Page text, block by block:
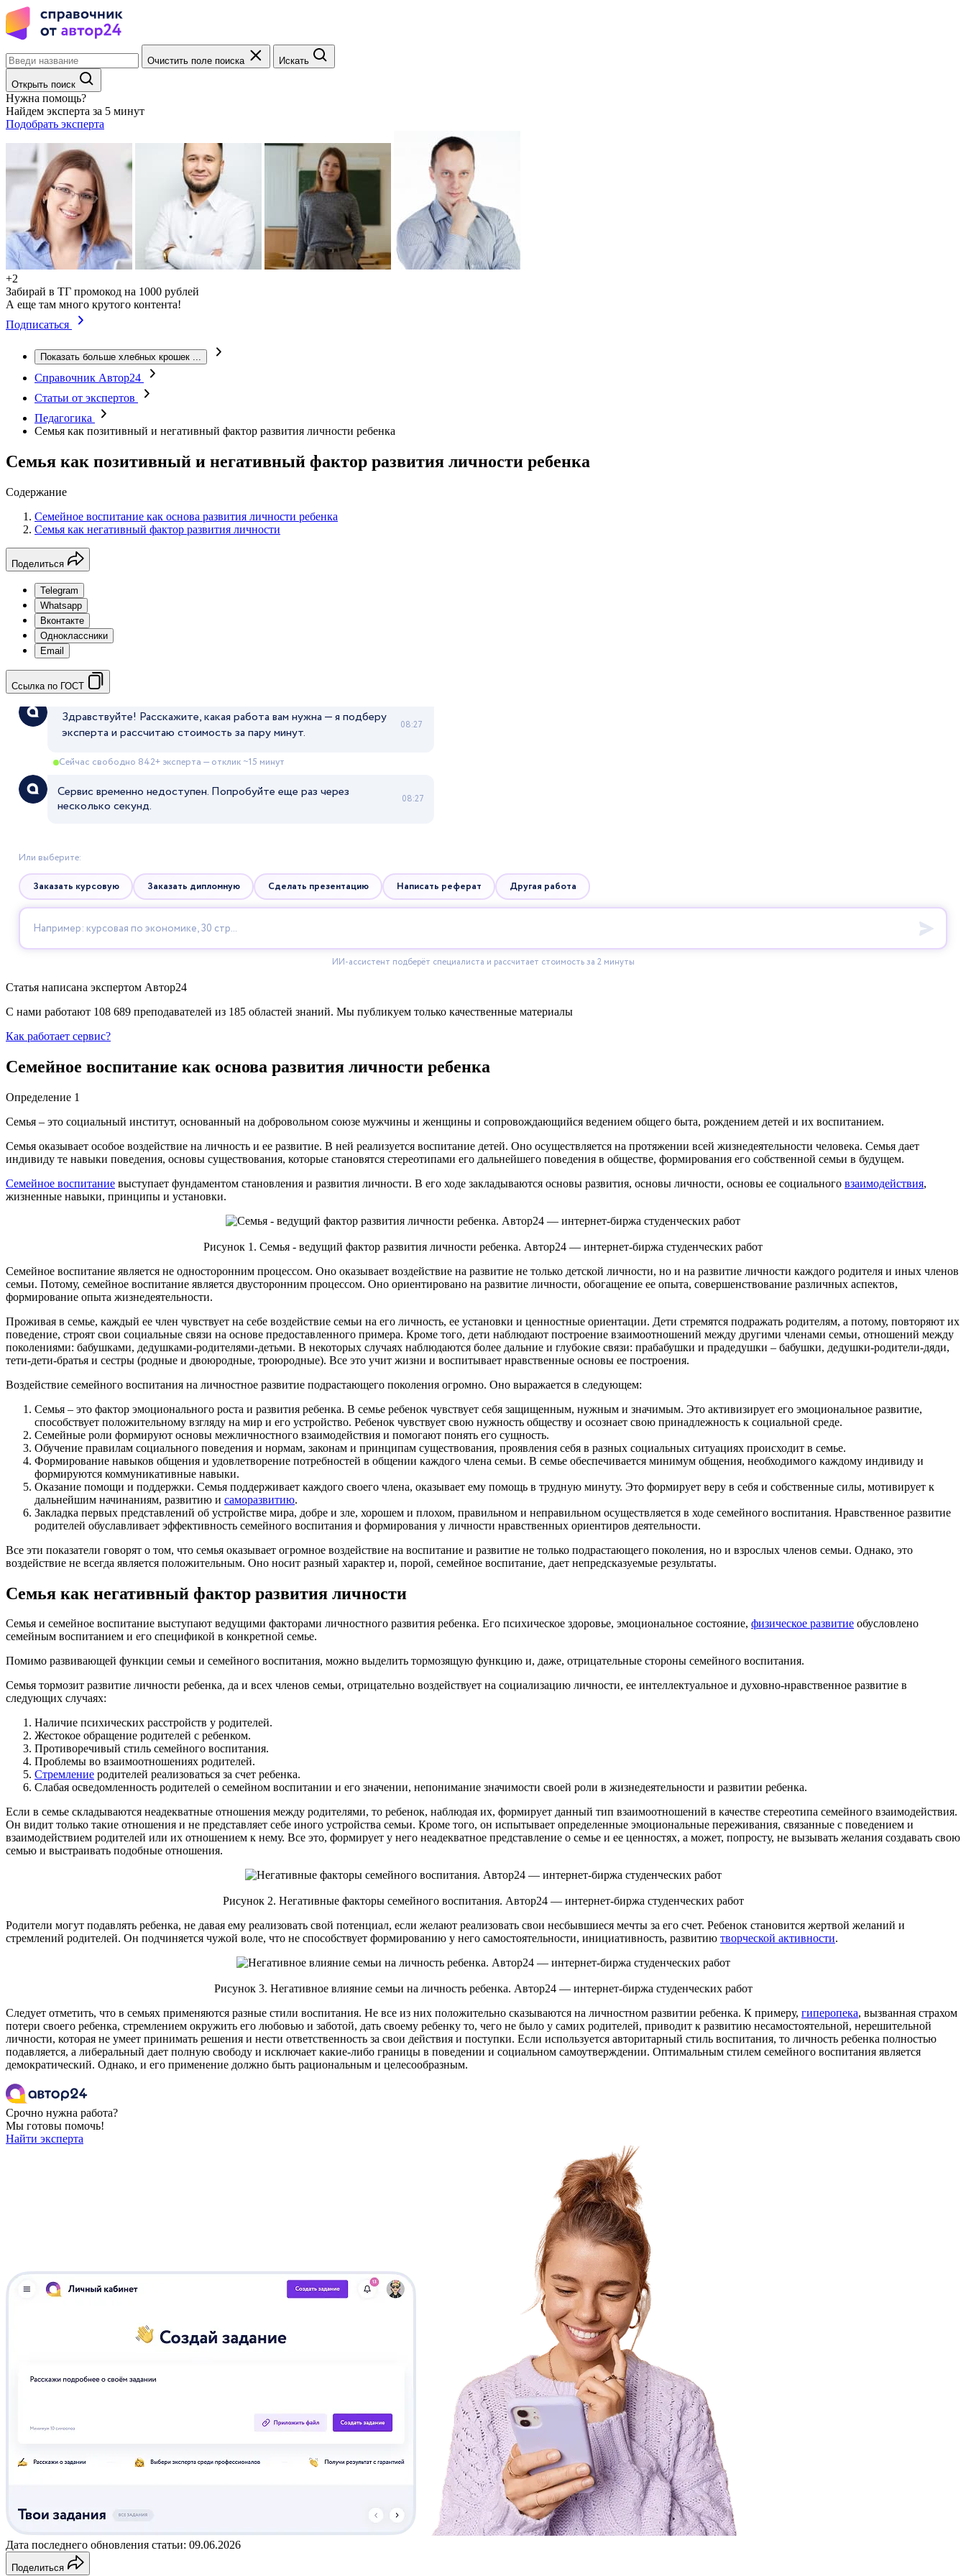
Очистить поле поиска Искать
Открыть поиск
Нужна помощь?
Найдем эксперта за 5 минут
Подобрать эксперта
+2
Забирай в ТГ промокод на 1000 рублей
А еще там много крутого контента!
Подписаться
Показать больше хлебных крошек ...
Справочник Автор24
Статьи от экспертов
Педагогика
Семья как позитивный и негативный фактор развития личности ребенка
Семья как позитивный и негативный фактор развития личности ребенка
Содержание
Семейное воспитание как основа развития личности ребенка
Семья как негативный фактор развития личности
Поделиться
Telegram
Whatsapp
Вконтакте
Одноклассники
Email
Ссылка по ГОСТ
Статья написана экспертом Автор24
С нами работают 108 689 преподавателей из 185 областей знаний. Мы публикуем только качественные материалы
Как работает сервис?
Семейное воспитание как основа развития личности ребенка
Определение 1
Семья – это социальный институт, основанный на добровольном союзе мужчины и женщины и сопровождающийся ведением общего быта, рождением детей и их воспитанием.
Семья оказывает особое воздействие на личность и ее развитие. В ней реализуется воспитание детей. Оно осуществляется на протяжении всей жизнедеятельности человека. Семья дает
индивиду те навыки поведения, основы существования, которые становятся стереотипами его дальнейшего поведения в обществе, формирования его собственной семьи в будущем.
Семейное воспитание выступает фундаментом становления и развития личности. В его ходе закладываются основы развития, основы личности, основы ее социального взаимодействия,
жизненные навыки, принципы и установки.
Рисунок 1. Семья - ведущий фактор развития личности ребенка. Автор24 — интернет-биржа студенческих работ
Семейное воспитание является не односторонним процессом. Оно оказывает воздействие на развитие не только детской личности, но и на развитие личности каждого родителя и иных членов
семьи. Потому, семейное воспитание является двусторонним процессом. Оно ориентировано на развитие личности, обогащение ее опыта, совершенствование различных аспектов,
формирование опыта жизнедеятельности.
Проживая в семье, каждый ее член чувствует на себе воздействие семьи на его личность, ее установки и ценностные ориентации. Дети стремятся подражать родителям, а потому, повторяют их
поведение, строят свои социальные связи на основе предоставленного примера. Кроме того, дети наблюдают построение взаимоотношений между другими членами семьи, отношений между
поколениями: бабушками, дедушками-родителями-детьми. В некоторых случаях наблюдаются более дальние и глубокие связи: прабабушки и прадедушки – бабушки, дедушки-родители-дяди,
тети-дети-братья и сестры (родные и двоюродные, троюродные). Все это учит жизни и воспитывает нравственные основы ее построения.
Воздействие семейного воспитания на личностное развитие подрастающего поколения огромно. Оно выражается в следующем:
Семья – это фактор эмоционального роста и развития ребенка. В семье ребенок чувствует себя защищенным, нужным и значимым. Это активизирует его эмоциональное развитие,
способствует положительному взгляду на мир и его устройство. Ребенок чувствует свою нужность обществу и осознает свою принадлежность к социальной среде.
Семейные роли формируют основы межличностного взаимодействия и помогают понять его сущность.
Обучение правилам социального поведения и нормам, законам и принципам существования, проявления себя в разных социальных ситуациях происходит в семье.
Формирование навыков общения и удовлетворение потребностей в общении каждого члена семьи. В семье обеспечивается минимум общения, необходимого каждому индивиду и
формируются коммуникативные навыки.
Оказание помощи и поддержки. Семья поддерживает каждого своего члена, оказывает ему помощь в трудную минуту. Это формирует веру в себя и собственные силы, мотивирует к
дальнейшим начинаниям, развитию и саморазвитию.
Закладка первых представлений об устройстве мира, добре и зле, хорошем и плохом, правильном и неправильном осуществляется в ходе семейного воспитания. Нравственное развитие
родителей обуславливает эффективность семейного воспитания и формирования у личности нравственных ориентиров деятельности.
Все эти показатели говорят о том, что семья оказывает огромное воздействие на воспитание и развитие не только подрастающего поколения, но и взрослых членов семьи. Однако, это
воздействие не всегда является положительным. Оно носит разный характер и, порой, семейное воспитание, дает непредсказуемые результаты.
Семья как негативный фактор развития личности
Семья и семейное воспитание выступают ведущими факторами личностного развития ребенка. Его психическое здоровье, эмоциональное состояние, физическое развитие обусловлено
семейным воспитанием и его спецификой в конкретной семье.
Помимо развивающей функции семьи и семейного воспитания, можно выделить тормозящую функцию и, даже, отрицательные стороны семейного воспитания.
Семья тормозит развитие личности ребенка, да и всех членов семьи, отрицательно воздействует на социализацию личности, ее интеллектуальное и духовно-нравственное развитие в
следующих случаях:
Наличие психических расстройств у родителей.
Жестокое обращение родителей с ребенком.
Противоречивый стиль семейного воспитания.
Проблемы во взаимоотношениях родителей.
Стремление родителей реализоваться за счет ребенка.
Слабая осведомленность родителей о семейном воспитании и его значении, непонимание значимости своей роли в жизнедеятельности и развитии ребенка.
Если в семье складываются неадекватные отношения между родителями, то ребенок, наблюдая их, формирует данный тип взаимоотношений в качестве стереотипа семейного взаимодействия.
Он видит только такие отношения и не представляет себе иного устройства семьи. Кроме того, он испытывает определенные эмоциональные переживания, связанные с поведением и
взаимодействием родителей или их отношением к нему. Все это, формирует у него неадекватное представление о семье и ее ценностях, а может, попросту, не вызывать желания создавать свою
семью и выстраивать подобные отношения.
Рисунок 2. Негативные факторы семейного воспитания. Автор24 — интернет-биржа студенческих работ
Родители могут подавлять ребенка, не давая ему реализовать свой потенциал, если желают реализовать свои несбывшиеся мечты за его счет. Ребенок становится жертвой желаний и
стремлений родителей. Он подчиняется чужой воле, что не способствует формированию у него самостоятельности, инициативность, развитию творческой активности.
Рисунок 3. Негативное влияние семьи на личность ребенка. Автор24 — интернет-биржа студенческих работ
Следует отметить, что в семьях применяются разные стили воспитания. Не все из них положительно сказываются на личностном развитии ребенка. К примеру, гиперопека, вызванная страхом
потери своего ребенка, стремлением окружить его любовью и заботой, дать своему ребенку то, чего не было у самих родителей, приводит к развитию несамостоятельной, нерешительной
личности, которая не умеет принимать решения и нести ответственность за свои действия и поступки. Если используется авторитарный стиль воспитания, то личность ребенка полностью
подавляется, а либеральный дает полную свободу и исключает какие-либо границы в поведении и социальном самоутверждении. Оптимальным стилем семейного воспитания является
демократический. Однако, и его применение должно быть рациональным и целесообразным.
Срочно нужна работа?
Мы готовы помочь!
Найти эксперта
Дата последнего обновления статьи: 09.06.2026
Поделиться